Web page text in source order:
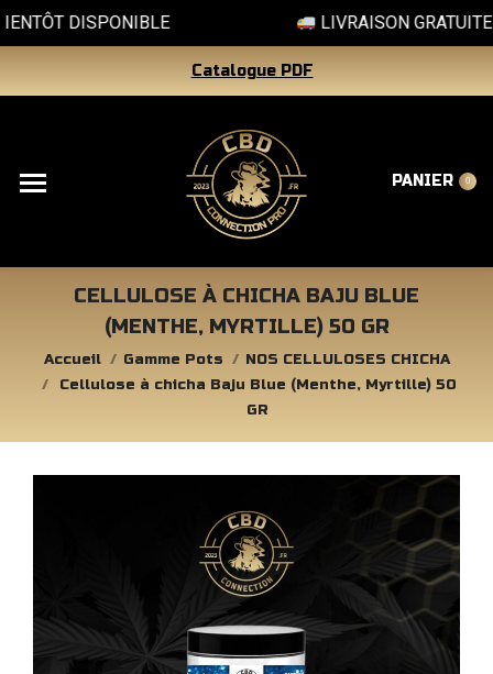
DISPONIBLE LIVRAISON GRATUITE
Catalogue PDF
PANIER 0
CELLULOSE À CHICHA BAJU BLUE
(MENTHE, MYRTILLE) 50 GR
Vous êtes ici :
Accueil Gamme Pots
NOS CELLULOSES CHICHA
Cellulose à chicha Baju Blue (Menthe, Myrtille) 50
GR